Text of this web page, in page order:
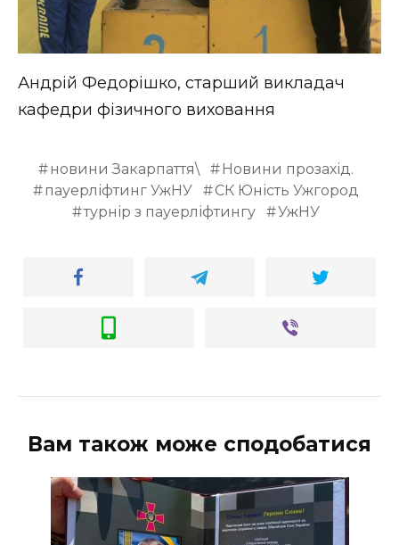
Андрій Федорішко, старший викладач
кафедри фізичного виховання
новини Закарпаття\
Новини прозахід.
пауерліфтинг УжНУ
СК Юність Ужгород
турнір з пауерліфтингу
УжНУ
Вам також може сподобатися